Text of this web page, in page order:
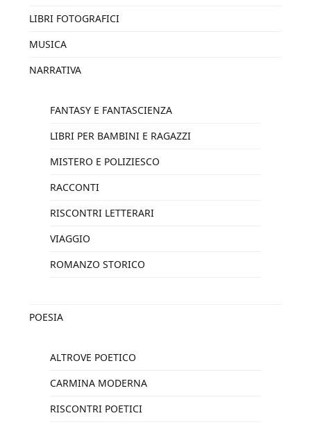
LIBRI FOTOGRAFICI
MUSICA
NARRATIVA
FANTASY E FANTASCIENZA
LIBRI PER BAMBINI E RAGAZZI
MISTERO E POLIZIESCO
RACCONTI
RISCONTRI LETTERARI
VIAGGIO
ROMANZO STORICO
POESIA
ALTROVE POETICO
CARMINA MODERNA
RISCONTRI POETICI